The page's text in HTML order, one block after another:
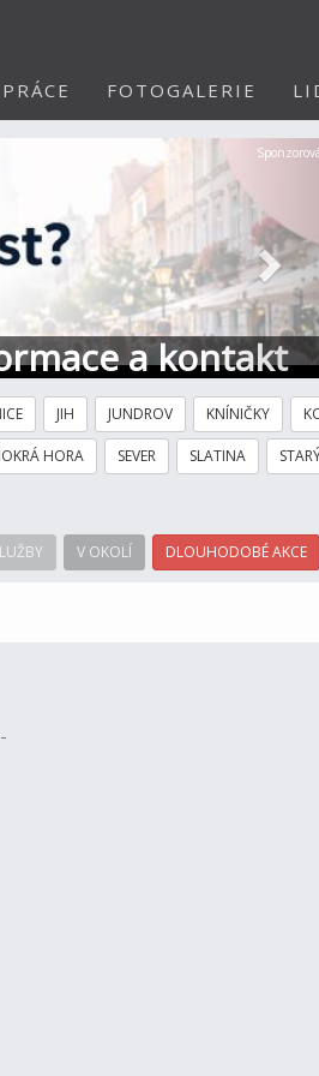
PRÁCE FOTOGALERIE
a kontakt
JIH JUNDROV KNÍNIČKY
HORA SEVER SLATINA
V OKOLÍ DLOUHODOBÉ AKCE